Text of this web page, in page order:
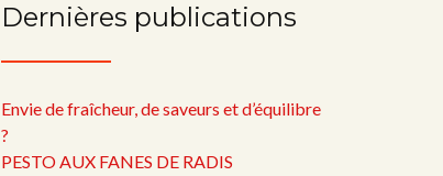
Dernières publications
Envie de fraîcheur, de saveurs et d’équilibre
?
PESTO AUX FANES DE RADIS